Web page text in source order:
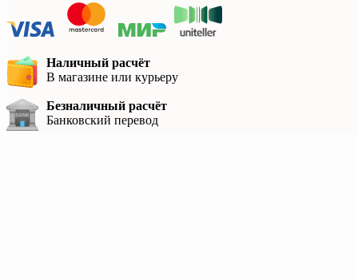
Наличный расчёт
В магазине или курьеру
Безналичный расчёт
Банковский перевод